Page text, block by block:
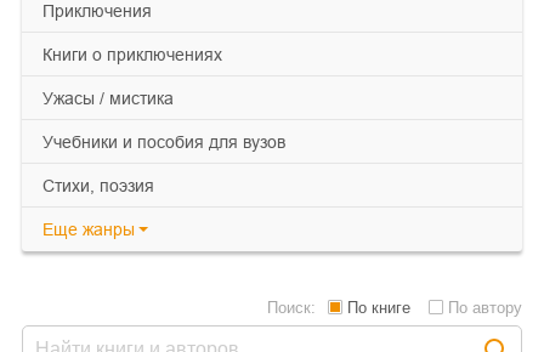
приключения
книги о приключениях
ужасы / мистика
учебники и пособия для вузов
cтихи, поэзия
Еще жанры
Поиск: По книге По автору